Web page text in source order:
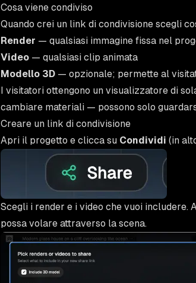
Cosa viene condiviso
Quando crei un link di condivisione scegli
Render — qualsiasi immagine fissa nel
Video — qualsiasi clip animata
Modello 3D — opzionale; permette al
I visitatori ottengono un visualizzatore di
cambiare materiali — possono solo
Creare un link di condivisione
Apri il progetto e clicca su Condividi (in
Scegli i render e i video che vuoi includere.
possa volare attraverso la scena.